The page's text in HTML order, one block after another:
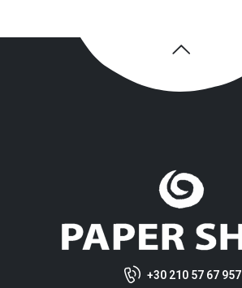
+30 210 57 67 957